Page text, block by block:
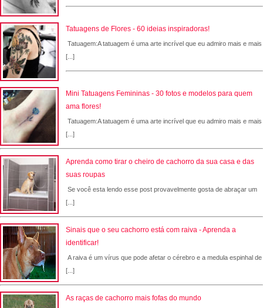
Tatuagens de Flores - 60 ideias inspiradoras!
Tatuagem:A tatuagem é uma arte incrível que eu admiro mais e mais
[...]
Mini Tatuagens Femininas - 30 fotos e modelos para quem
ama flores!
Tatuagem:A tatuagem é uma arte incrível que eu admiro mais e mais
[...]
Aprenda como tirar o cheiro de cachorro da sua casa e das
suas roupas
Se você esta lendo esse post provavelmente gosta de abraçar um
[...]
Sinais que o seu cachorro está com raiva - Aprenda a
identificar!
A raiva é um vírus que pode afetar o cérebro e a medula espinhal de
[...]
As raças de cachorro mais fofas do mundo